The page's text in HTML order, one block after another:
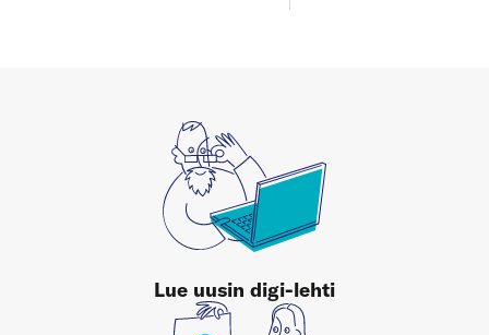
Lue uusin digi-lehti